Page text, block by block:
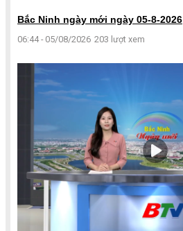
Bắc Ninh ngày mới ngày 05-8-2026
06:44 - 05/08/2026 203 lượt xem